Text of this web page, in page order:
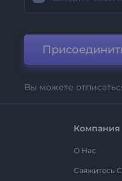
Вы можете
Компания
О Нас
Свяжитесь